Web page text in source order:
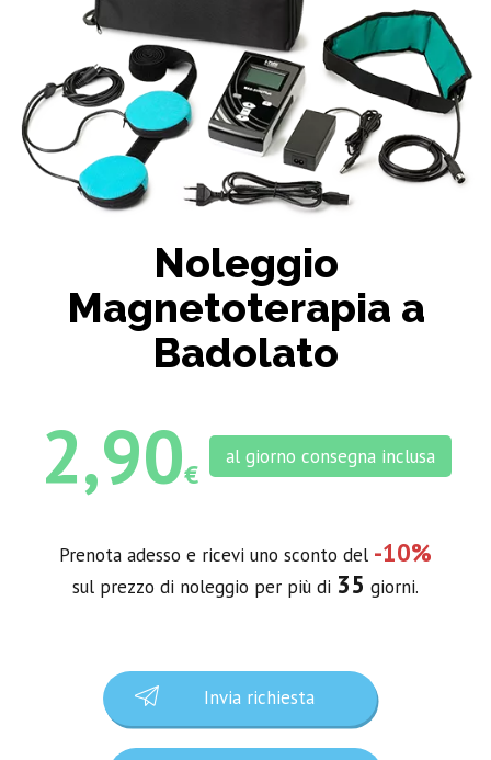
Noleggio
Magnetoterapia a
Badolato
2,90€
al giorno consegna inclusa
Prenota adesso e ricevi uno sconto del -10%
sul prezzo di noleggio per più di 35 giorni.
Invia richiesta